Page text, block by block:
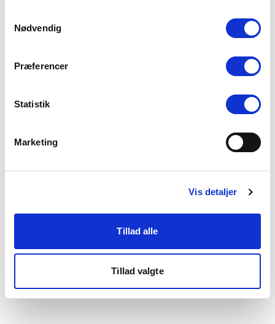
Du kan læse mere om vores brug af cookies under
"Detaljer" eller ved at klikke videre til vores Cookiepolitik,
Nødvendig
Præferencer
Statistik
Marketing
Vis detaljer
Tillad alle
Tillad valgte